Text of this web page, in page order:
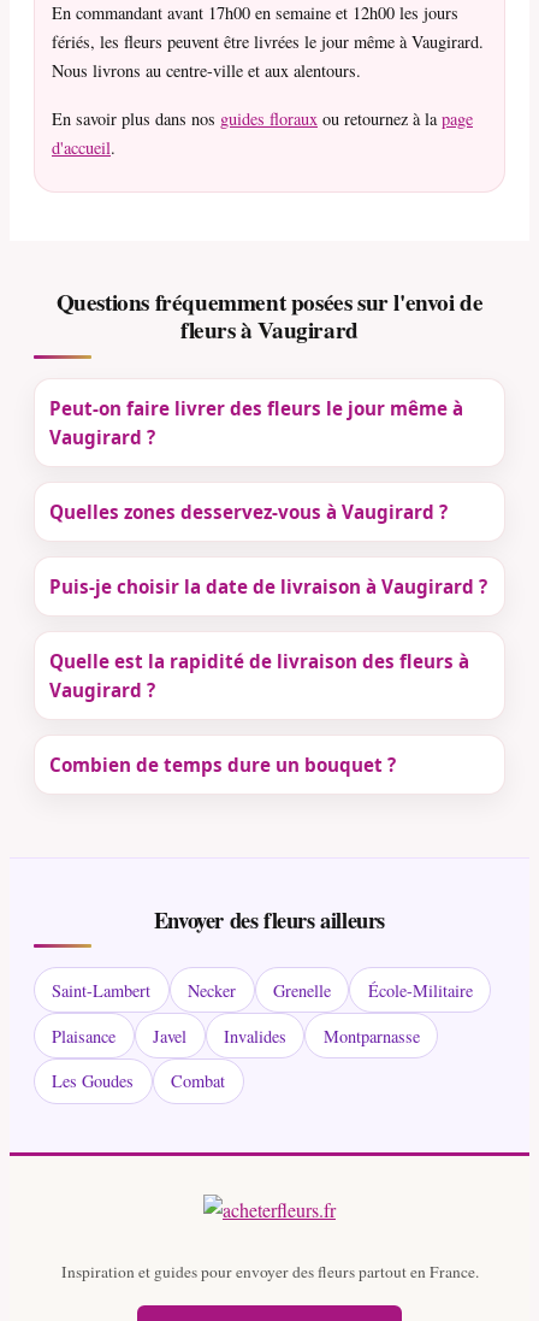
En commandant avant 17h00 en semaine et 12h00 les jours
fériés, les fleurs peuvent être livrées le jour même à Vaugirard.
Nous livrons au centre-ville et aux alentours.
En savoir plus dans nos guides floraux ou retournez à lapage
d'accueil.
Questions fréquemment posées sur l'envoi de
fleurs à Vaugirard
Peut-on faire livrer des fleurs le jour même à
Vaugirard ?
Quelles zones desservez-vous à Vaugirard ?
Puis-je choisir la date de livraison à Vaugirard ?
Quelle est la rapidité de livraison des fleurs à
Vaugirard ?
Combien de temps dure un bouquet ?
Envoyer des fleurs ailleurs
Saint-Lambert Necker Grenelle
École-Militaire
Plaisance
Javel Invalides
Montparnasse
Les Goudes
Combat
Inspiration et guides pour envoyer des fleurs partout en France.